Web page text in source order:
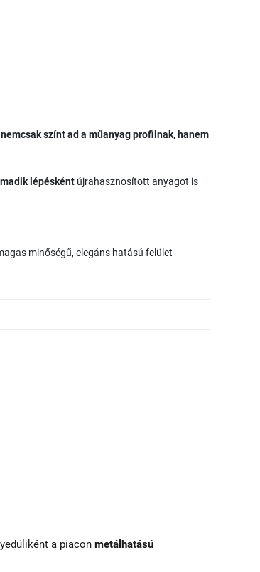
színt ad a műanyag profilnak, hanem
lépésként újrahasznosított anyagot is
minőségű, elegáns hatású felület
a piacon metálhatású